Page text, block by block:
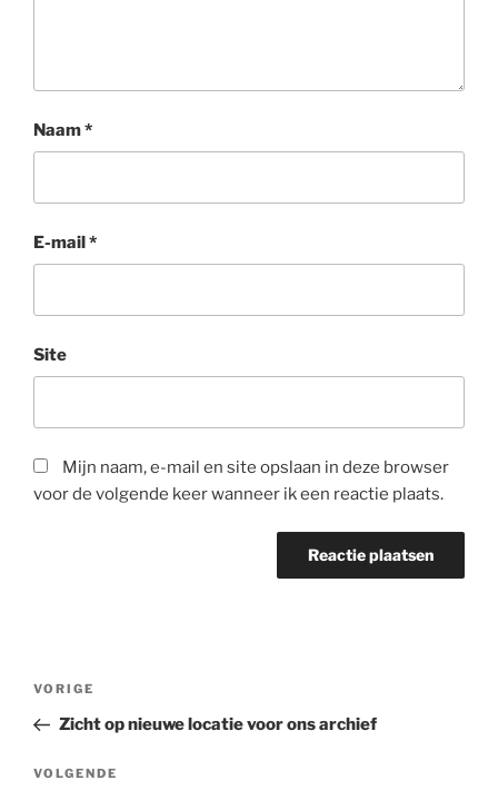
Naam*
E-mail*
Site
Mijn naam, e-mail en site opslaan in deze browser
voor de volgende keer wanneer ik een reactie plaats.
Bericht
Vorig
bericht
VORIGE
Zicht op nieuwe locatie voor ons archief
Volgend
VOLGENDE